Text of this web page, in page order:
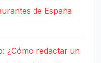
de España
¿Cómo redactar un